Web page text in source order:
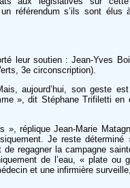
référendum s’ils sont élus
leur soutien : Jean-Yves
3e circonscription).
aujourd’hui, son geste
», dit Stéphane Trifiletti en
», réplique Jean-Marie
Je reste déterminé
regagner la campagne
de l’eau, « plate ou
et une infirmière